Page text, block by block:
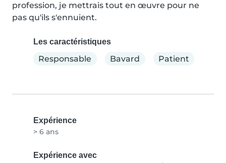
profession, je mettrais tout en œuvre pour ne
pas qu'ils s'ennuient.
Les caractéristiques
Responsable Bavard Patient
Expérience
> 6 ans
Expérience avec